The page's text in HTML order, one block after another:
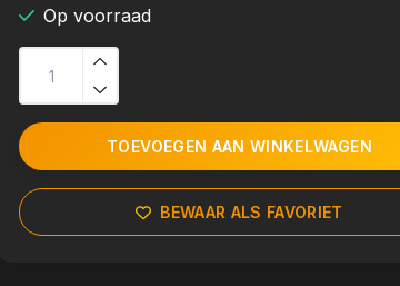
Op voorraad
TOEVOEGEN AAN WINKELWAGEN
BEWAAR ALS FAVORIET